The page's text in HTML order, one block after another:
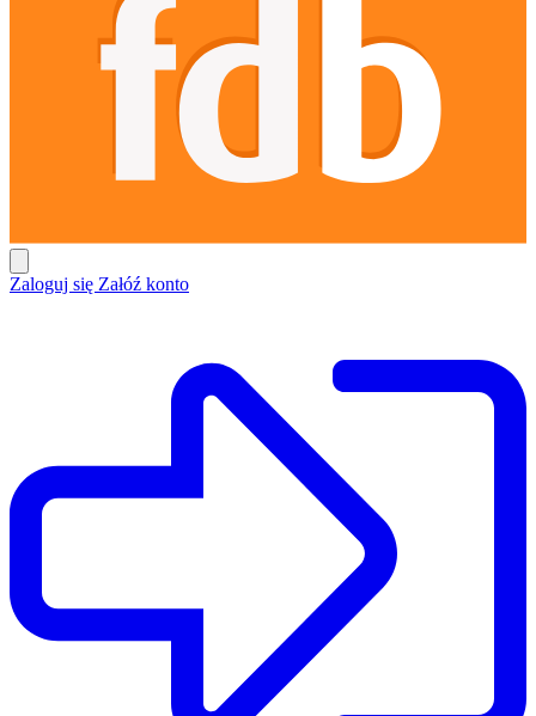
Zaloguj się Załóź konto